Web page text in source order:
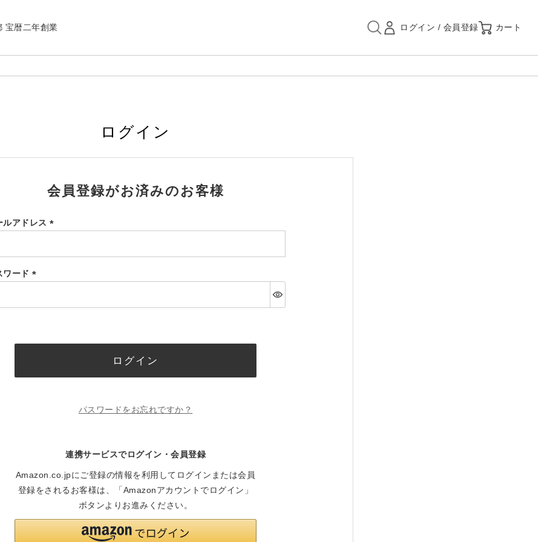
宝暦二年創業
ログイン
会員登録がお済みのお客様
ルアドレス
須)
ワード
須)
ログイン
パスワードをお忘れですか？
連携サービスでログイン・会員登録
Amazon.co.jpにご登録の情報を利用してログインまたは会員
登録をされるお客様は、「Amazonアカウントでログイン」
ボタンよりお進みください。